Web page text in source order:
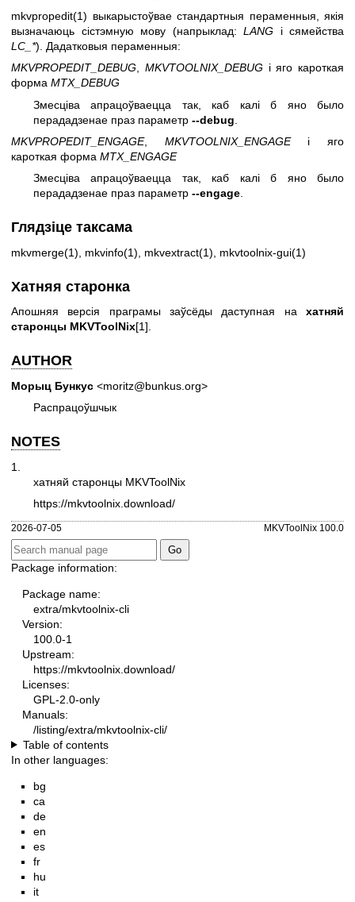
mkvpropedit(1) выкарыстоўвае стандартныя пераменныя, якія
вызначаюць сістэмную мову (напрыклад: LANG і сямейства
LC_*). Дадатковыя пераменныя:
MKVPROPEDIT_DEBUG
MKVTOOLNIX_DEBUGі яго кароткая
форма MTX_DEBUG
Змесціва апрацоўваецца так, каб калі б яно было
перададзенае праз параметр --debug
MKVPROPEDIT_ENGAGE, MKVTOOLNIX_ENGAGEі яго
кароткая форма MTX_ENGAGE
Змесціва апрацоўваецца так, каб калі б яно было
перададзенае праз параметр --engage.
Глядзіце таксама
mkvmerge(1) mkvinfo(1) mkvextract(1) mkvtoolnix-gui(1)
Хатняя старонка
Апошняя версія праграмы заўсёды даступная на хатняй
старонцы MKVToolNix[1].
AUTHOR
Морыц Бункус <moritz@bunkus.org>
Распрацоўшчык
NOTES
1.
хатняй старонцы MKVToolNix
https://mkvtoolnix.download/
2026-07-05 MKVToolNix 100.0
Package information:
Package name:
extra/mkvtoolnix-cli
Version:
100.0-1
Upstream:
https://mkvtoolnix.download/
Licenses:
GPL-2.0-only
Manuals:
/listing/extra/mkvtoolnix-cli/
Table of contents
In other languages:
bg
ca
de
en
es
fr
hu
it